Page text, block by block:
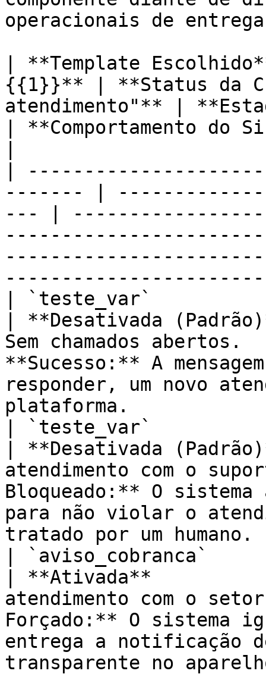
operacionais de
| **Template
{{1}}** | **Status da
atendimento"** |
| **Comportamento do
|
------- |
--- |
| `teste_var`
| **Desativada
Sem chamados
**Sucesso:** A
responder, um novo
plataforma.
| `teste_var`
| **Desativada
atendimento com o
Bloqueado:** O sistema
para não violar o
tratado por um
| `aviso_cobranca`
| **Ativada**
atendimento com o
Forçado:** O sistema
entrega a notificação
transparente no